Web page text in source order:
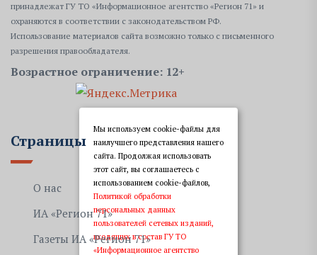
принадлежат ГУ ТО «Информационное агентство «Регион 71» и
охраняются в соответствии с законодательством РФ.
Использование материалов сайта возможно только с письменного
разрешения правообладателя.
Возрастное ограничение: 12+
Страницы
О нас
ИА «Регион 71»
Газеты ИА «Регион 71»
Мы используем cookie-файлы для
наилучшего представления нашего
сайта. Продолжая использовать
этот сайт, вы соглашаетесь с
использованием cookie-файлов,
Политикой обработки
персональных данных
пользователей сетевых изданий,
входящих в состав ГУ ТО
«Информационное агентство